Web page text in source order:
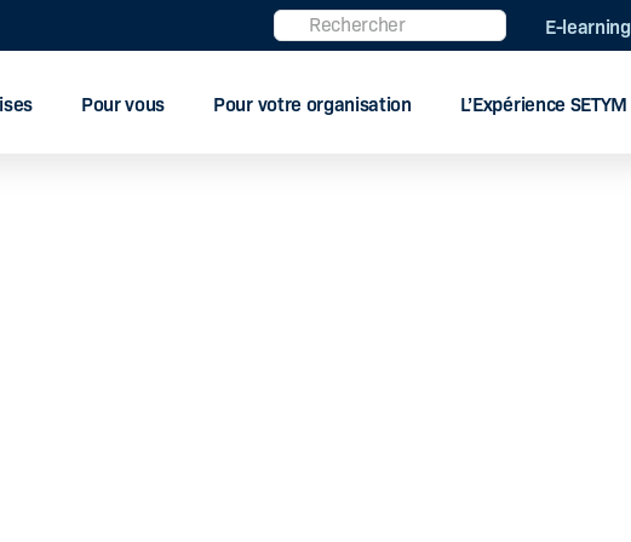
Rechercher E-learning
Pour vous Pour votre organisation L’Expérience SETYM